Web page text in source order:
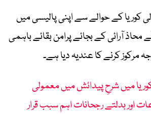
کوریا کے حوالے سے اپنی پالیسی میں
محاذ آرائی کے بجائے پرامن بقائے باہمی
مرکوز کرنے کا عندیہ دیا ہے۔
میں شرحِ پیدائش میں معمولی
اور بدلتے رجحانات اہم سبب قرار